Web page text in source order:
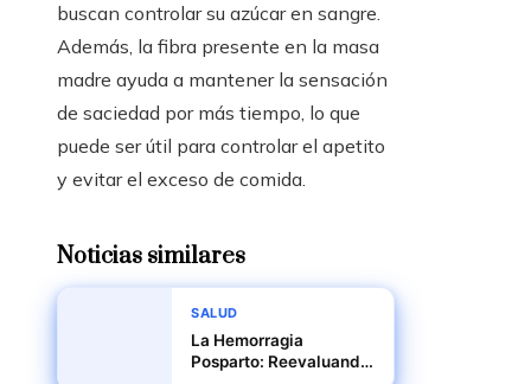
buscan controlar su azúcar en sangre.
Además, la fibra presente en la masa
madre ayuda a mantener la sensación
de saciedad por más tiempo, lo que
puede ser útil para controlar el apetito
y evitar el exceso de comida.
Noticias similares
SALUD
La Hemorragia
Posparto: Reevaluando